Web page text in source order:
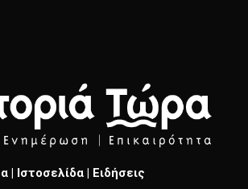
| Ιστοσελίδα | Ειδήσεις